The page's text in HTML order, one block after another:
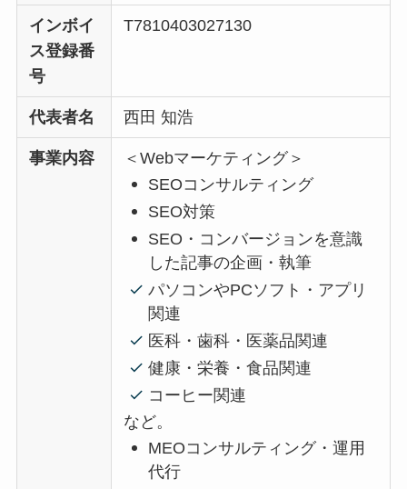
インボイ
ス登録番
号
T7810403027130
代表者名 西田 知浩
事業内容
＜Webマーケティング＞
SEOコンサルティング
SEO対策
SEO・コンバージョンを意識
した記事の企画・執筆
パソコンやPCソフト・アプリ
関連
医科・歯科・医薬品関連
健康・栄養・食品関連
コーヒー関連
など。
MEOコンサルティング・運用
代行